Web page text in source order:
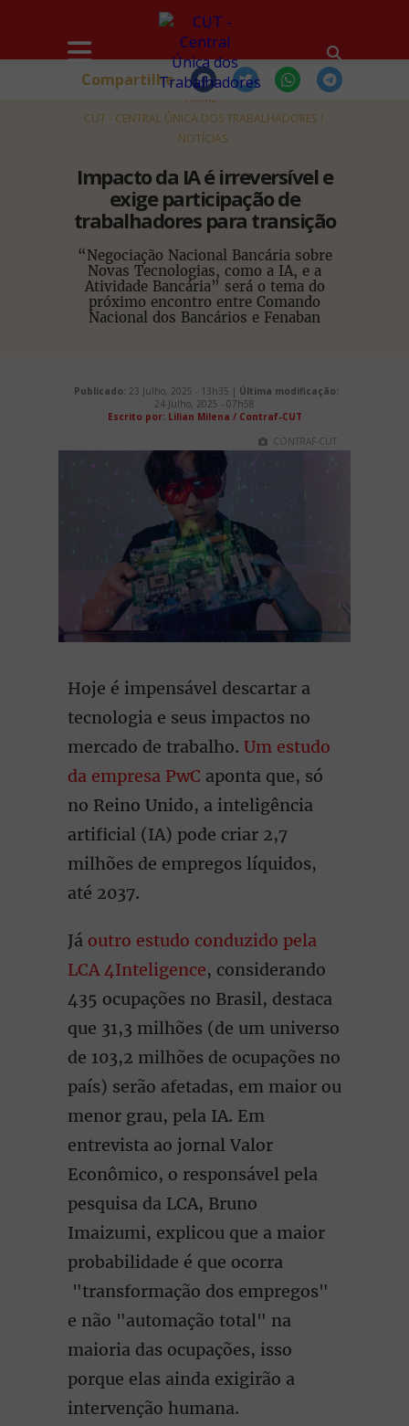
HOME
CUT - CENTRAL ÚNICA DOS TRABALHADORES
NOTÍCIAS
Impacto da IA é irreversível e
exige participação de
trabalhadores para transição
“Negociação Nacional Bancária sobre
Novas Tecnologias, como a IA, e a
Atividade Bancária” será o tema do
próximo encontro entre Comando
Nacional dos Bancários e Fenaban
Compartilhe
Publicado: 23 Julho, 2025 - 13h35 | Última modificação:
24 Julho, 2025 - 07h58
Escrito por: Lilian Milena / Contraf-CUT
CONTRAF-CUT
Hoje é impensável descartar a
tecnologia e seus impactos no
mercado de trabalho. Um estudo
da empresa PwC aponta que, só
no Reino Unido, a inteligência
artificial (IA) pode criar 2,7
milhões de empregos líquidos,
até 2037.
Já outro estudo conduzido pela
LCA 4Inteligence, considerando
435 ocupações no Brasil, destaca
que 31,3 milhões (de um universo
de 103,2 milhões de ocupações no
país) serão afetadas, em maior ou
menor grau, pela IA. Em
entrevista ao jornal Valor
Econômico, o responsável pela
pesquisa da LCA, Bruno
Imaizumi, explicou que a maior
probabilidade é que ocorra
"transformação dos empregos"
e não "automação total" na
maioria das ocupações, isso
porque elas ainda exigirão a
intervenção humana.